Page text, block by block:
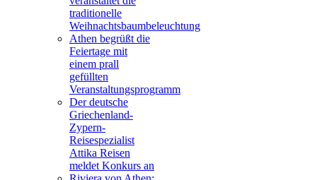
traditionelle
Weihnachtsbaumbeleuchtung
Athen begrüßt die
Feiertage mit
einem prall
gefüllten
Veranstaltungsprogramm
Der deutsche
Griechenland-
Zypern-
Reisespezialist
Attika Reisen
meldet Konkurs an